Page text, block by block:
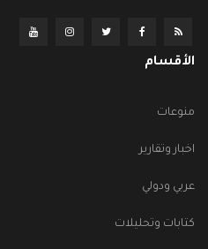
الأقسام
منوعات
اخبار وتقارير
عربي ودولي
كتابات وتحليلات